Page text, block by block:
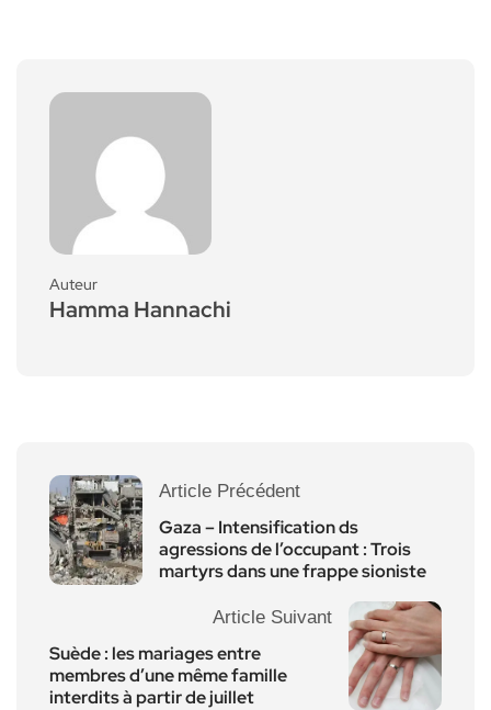
Auteur
Hamma Hannachi
Article Précédent
Gaza – Intensification ds
agressions de l’occupant : Trois
martyrs dans une frappe sioniste
Article Suivant
Suède : les mariages entre
membres d’une même famille
interdits à partir de juillet